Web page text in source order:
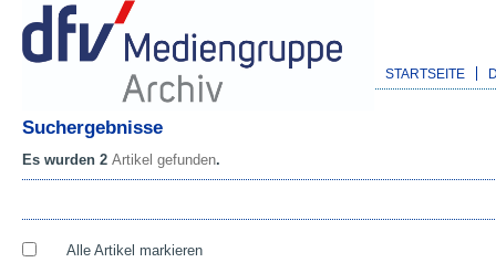
STARTSEITE
Suchergebnisse
Es wurden 2 Artikel gefunden.
Alle Artikel markieren